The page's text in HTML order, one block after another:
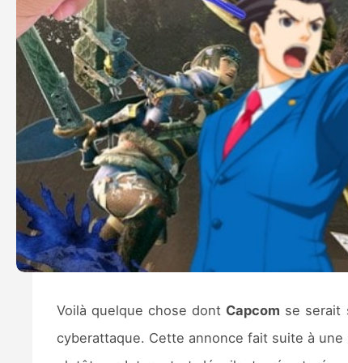
Voilà quelque chose dont Capcom se serait
cyberattaque. Cette annonce fait suite à